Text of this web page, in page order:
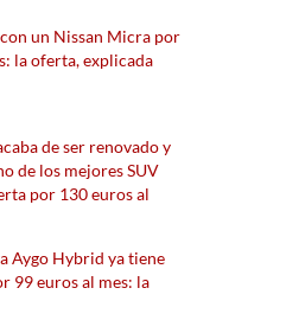
un Nissan Micra por
la oferta, explicada
de ser renovado y
de los mejores SUV
por 130 euros al
Aygo Hybrid ya tiene
99 euros al mes: la